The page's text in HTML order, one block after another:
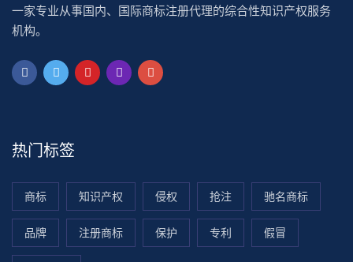
一家专业从事国内、国际商标注册代理的综合性知识产权服务
机构。
热门标签
商标 知识产权 侵权 抢注 驰名商标
品牌 注册商标 保护 专利 假冒